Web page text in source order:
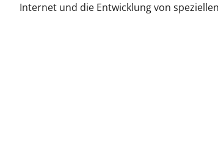
Internet und die Entwicklung von